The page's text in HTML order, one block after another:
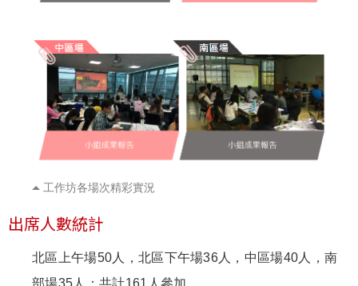
工作坊各場次精彩實況
出席人數統計
北區上午場50人，北區下午場36人，中區場40人，南
部場35人；共計161人參加。